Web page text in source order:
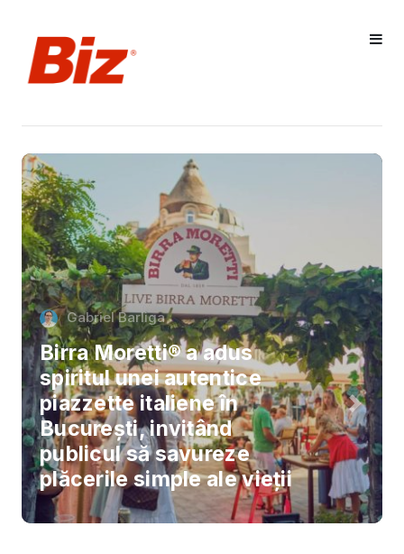
Gabriel Barliga
Birra Moretti® a adus
spiritul unei autentice
piazzette italiene în
București, invitând
publicul să savureze
plăcerile simple ale vieții